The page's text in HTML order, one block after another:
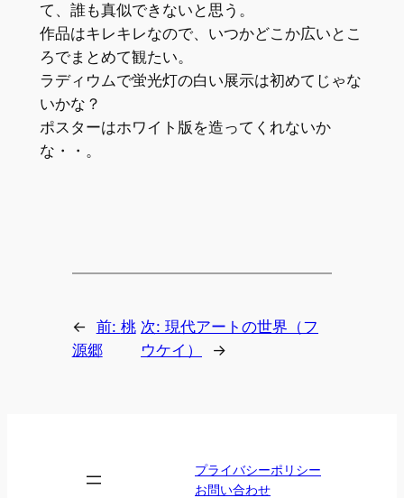
て、誰も真似できないと思う。
作品はキレキレなので、いつかどこか広いとこ
ろでまとめて観たい。
ラディウムで蛍光灯の白い展示は初めてじゃな
いかな？
ポスターはホワイト版を造ってくれないか
な・・。
← 前: 桃
源郷
次:現代アートの世界（フ
ウケイ）
→
プライバシーポリシー
お問い合わせ